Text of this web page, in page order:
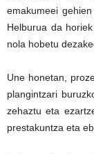
emakumeei
Helburua da
nola hobetu
Une honetan,
plangintzari
zehaztu eta
prestakuntza eta